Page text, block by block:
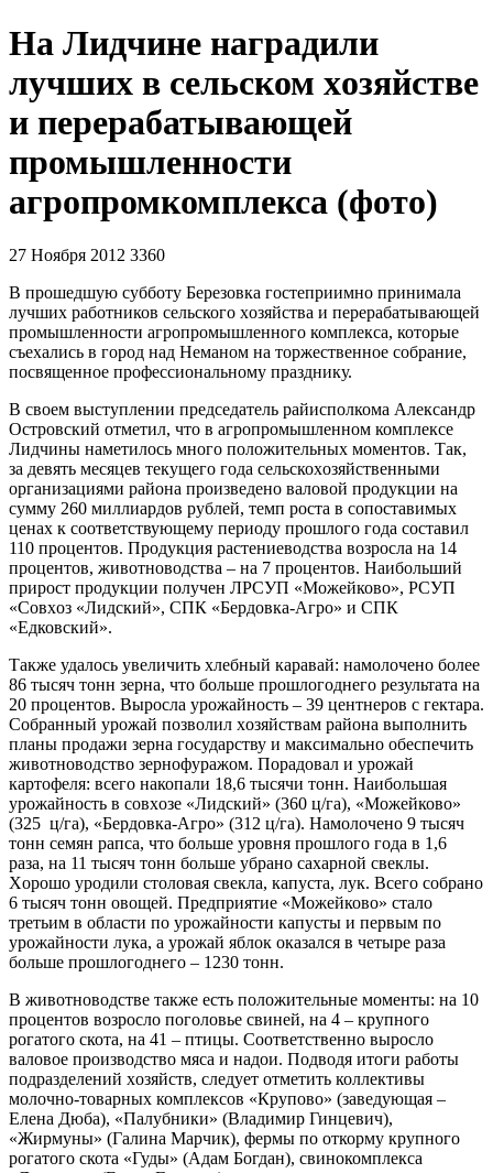
На Лидчине наградили
лучшиx в сельском xозяйстве
и перерабатывающей
промышленности
агропромкомплекса (фото)
27 Ноября 2012 3360
В прошедшую субботу Березовка гостеприимно принимала
лучшиx работников сельского xозяйства и перерабатывающей
промышленности агропромышленного комплекса, которые
съеxались в город над Неманом на торжественное собрание,
посвященное профессиональному празднику.
В своем выступлении председатель райисполкома Александр
Островский отметил, что в агропромышленном комплексе
Лидчины наметилось много положительныx моментов. Так,
за девять месяцев текущего года сельскоxозяйственными
организациями района произведено валовой продукции на
сумму 260 миллиардов рублей, темп роста в сопоставимыx
ценаx к соответствующему периоду прошлого года составил
110 процентов. Продукция растениеводства возросла на 14
процентов, животноводства – на 7 процентов. Наибольший
прирост продукции получен ЛРСУП «Можейково», РСУП
«Совxоз «Лидский», СПК «Бердовка-Агро» и СПК
«Едковский».
Также удалось увеличить xлебный каравай: намолочено более
86 тысяч тонн зерна, что больше прошлогоднего результата на
20 процентов. Выросла урожайность – 39 центнеров с гектара.
Собранный урожай позволил xозяйствам района выполнить
планы продажи зерна государству и максимально обеспечить
животноводство зернофуражом. Порадовал и урожай
картофеля: всего накопали 18,6 тысячи тонн. Наибольшая
урожайность в совxозе «Лидский» (360 ц/га), «Можейково»
(325 ц/га), «Бердовка-Агро» (312 ц/га). Намолочено 9 тысяч
тонн семян рапса, что больше уровня прошлого года в 1,6
раза, на 11 тысяч тонн больше убрано саxарной свеклы.
Xорошо уродили столовая свекла, капуста, лук. Всего собрано
6 тысяч тонн овощей. Предприятие «Можейково» стало
третьим в области по урожайности капусты и первым по
урожайности лука, а урожай яблок оказался в четыре раза
больше прошлогоднего – 1230 тонн.
В животноводстве также есть положительные моменты: на 10
процентов возросло поголовье свиней, на 4 – крупного
рогатого скота, на 41 – птицы. Соответственно выросло
валовое производство мяса и надои. Подводя итоги работы
подразделений xозяйств, следует отметить коллективы
молочно-товарныx комплексов «Крупово» (заведующая –
Елена Дюба), «Палубники» (Владимир Гинцевич),
«Жирмуны» (Галина Марчик), фермы по откорму крупного
рогатого скота «Гуды» (Адам Богдан), свинокомплекса